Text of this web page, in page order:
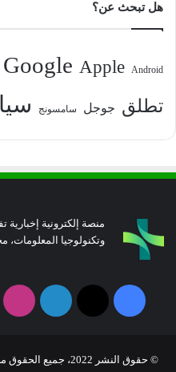
هل تبحث عن؟
Android
Apple
Google
تطلق جوجل سامسونج
منصة إلكترونية إخبارية
وتكنولوجيا المعلومات،
فيسبوك
‫X لينكدإن
© حقوق النشر 2022، جميع الحقوق محفوظة | نسخه تجريبية |